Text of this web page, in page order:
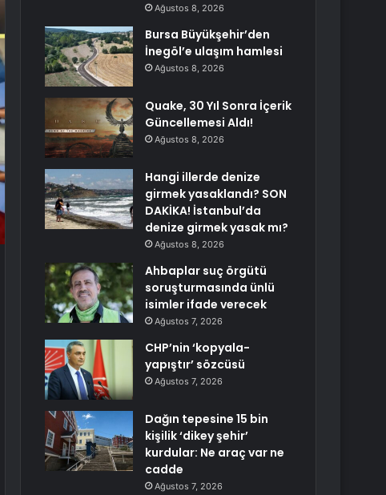
Ağustos 8, 2026
Bursa Büyükşehir’den
İnegöl’e ulaşım hamlesi
Ağustos 8, 2026
Quake, 30 Yıl Sonra İçerik
Güncellemesi Aldı!
Ağustos 8, 2026
Hangi illerde denize
girmek yasaklandı? SON
DAKİKA! İstanbul’da
denize girmek yasak mı?
Ağustos 8, 2026
Ahbaplar suç örgütü
soruşturmasında ünlü
isimler ifade verecek
Ağustos 7, 2026
CHP’nin ‘kopyala-
yapıştır’ sözcüsü
Ağustos 7, 2026
Dağın tepesine 15 bin
kişilik ‘dikey şehir’
kurdular: Ne araç var ne
cadde
Ağustos 7, 2026